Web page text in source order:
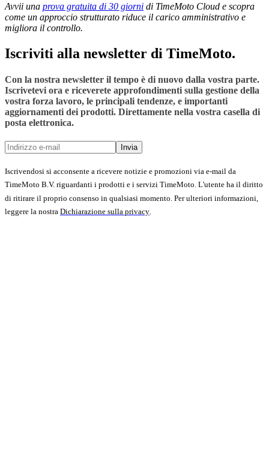
Avvii una prova gratuita di 30 giorni di TimeMoto Cloud e scopra
come un approccio strutturato riduce il carico amministrativo e
migliora il controllo.
Iscriviti alla newsletter di TimeMoto.
Con la nostra newsletter il tempo è di nuovo dalla vostra parte.
Iscrivetevi ora e riceverete approfondimenti sulla gestione della
vostra forza lavoro, le principali tendenze, e importanti
aggiornamenti dei prodotti. Direttamente nella vostra casella di
posta elettronica.
Invia
Iscrivendosi si acconsente a ricevere notizie e promozioni via e-mail da
TimeMoto B.V. riguardanti i prodotti e i servizi TimeMoto. L'utente ha il diritto
di ritirare il proprio consenso in qualsiasi momento. Per ulteriori informazioni,
leggere la nostra Dichiarazione sulla privacy